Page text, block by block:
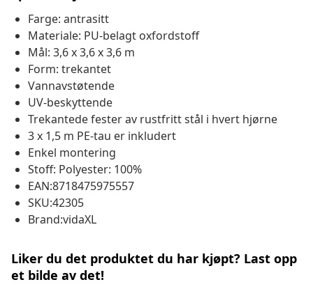
Farge: antrasitt
Materiale: PU-belagt oxfordstoff
Mål: 3,6 x 3,6 x 3,6 m
Form: trekantet
Vannavstøtende
UV-beskyttende
Trekantede fester av rustfritt stål i hvert hjørne
3 x 1,5 m PE-tau er inkludert
Enkel montering
Stoff: Polyester: 100%
EAN:8718475975557
SKU:42305
Brand:vidaXL
Liker du det produktet du har kjøpt? Last opp
et bilde av det!